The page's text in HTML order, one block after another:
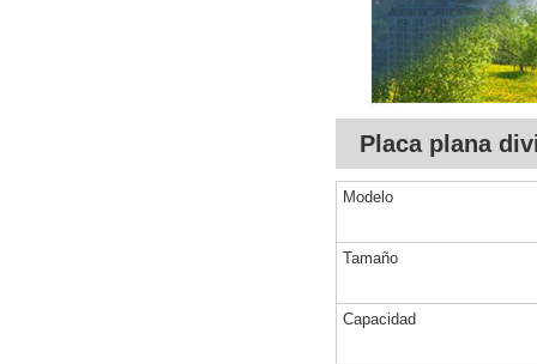
Placa plana
Modelo
Tamaño
Capacidad